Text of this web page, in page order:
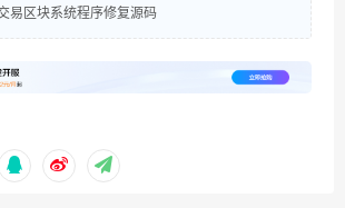
易区块系统程序修复源码